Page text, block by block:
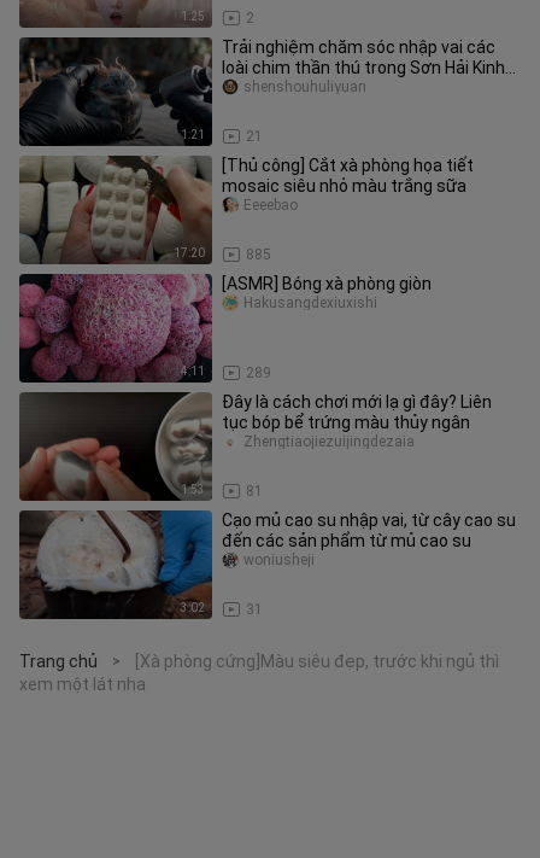
1:25 2
1:21
Trải nghiệm chăm sóc nhập vai các
loài chim thần thú trong Sơn Hải Kinh
bí ẩn
21
shenshouhuliyuan
17:20
[Thủ công] Cắt xà phòng họa tiết
mosaic siêu nhỏ màu trắng sữa
885
Eeeebao
4:11
[ASMR] Bóng xà phòng giòn
289
Hakusangdexiuxishi
1:53
Đây là cách chơi mới lạ gì đây? Liên
tục bóp bể trứng màu thủy ngân
81
Zhengtiaojiezuijingdezaia
3:02
Cạo mủ cao su nhập vai, từ cây cao su
đến các sản phẩm từ mủ cao su
31
woniusheji
Trang chủ >
[Xà phòng cứng]Màu siêu đẹp, trước khi ngủ thì
xem một lát nha